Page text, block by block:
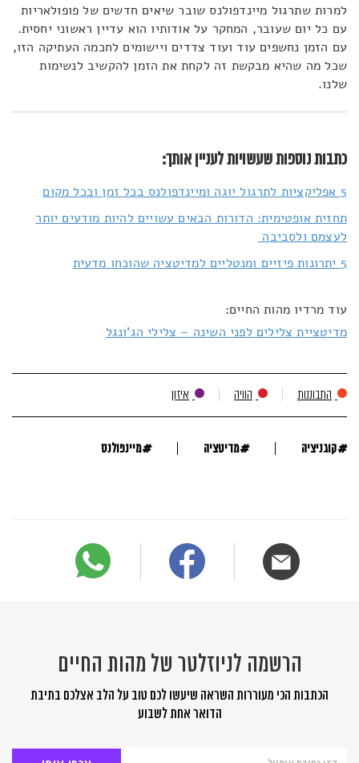
למרות שתרגול מיינדפולנס שובר שיאים חדשים של פופולאריות
עם כל יום שעובר, המחקר על אודותיו הוא עדיין ראשוני יחסית.
עם הזמן נחשפים עוד ועוד צדדים ויישומים לחכמה העתיקה הזו,
שכל מה שהיא מבקשת זה לקחת את הזמן להקשיב לנשימות
שלנו.
כתבות נוספות שעשויות לעניין אותך:
5 אפליקציות לתרגול יוגה ומיינדפולנס בכל זמן ובכל מקום
תחזית אופטימית: הדורות הבאים עשויים להיות מודעים יותר
לעצמם ולסביבה
5 יתרונות פיזיים ומנטליים למדיטציה שהוכחו מדעית
עוד מרדיו מהות החיים:
מדיטציית צלילים לפני השינה – צלילי הג'ונגל
התבוננות הוויה איזון
#קוגניציה #מדיטציה #מיינפולנס
הרשמה לניוזלטר של מהות החיים
הכתבות הכי מעוררות השראה שיעשו לכם טוב על הלב אצלכם בתיבת
הדואר אחת לשבוע